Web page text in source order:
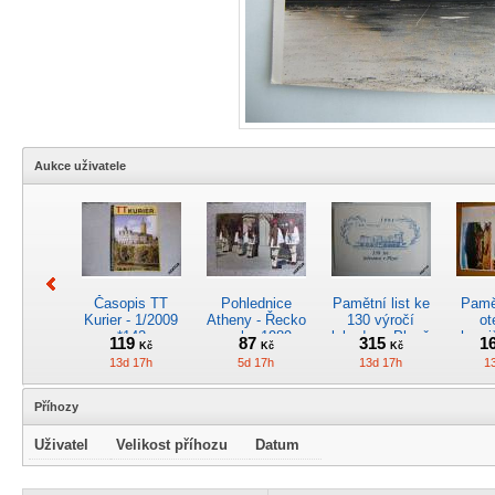
Aukce uživatele
Časopis TT
Kurier - 1/2009
*142
119Kč
13d 17h
Pohlednice
Atheny - Řecko
z roku 1989.
Nová nepoužitá
*5019
87 Kč
5d 17h
Pamětní list ke
130 výročí
lokodepa Plzeň
*2963
315 Kč
13d 17h
Kreslený 4osý osob. Časopis
Příhozy
Uživatel Velikost příhozu Datum